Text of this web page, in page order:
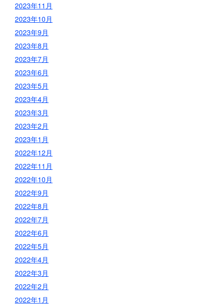
2023年11月
2023年10月
2023年9月
2023年8月
2023年7月
2023年6月
2023年5月
2023年4月
2023年3月
2023年2月
2023年1月
2022年12月
2022年11月
2022年10月
2022年9月
2022年8月
2022年7月
2022年6月
2022年5月
2022年4月
2022年3月
2022年2月
2022年1月